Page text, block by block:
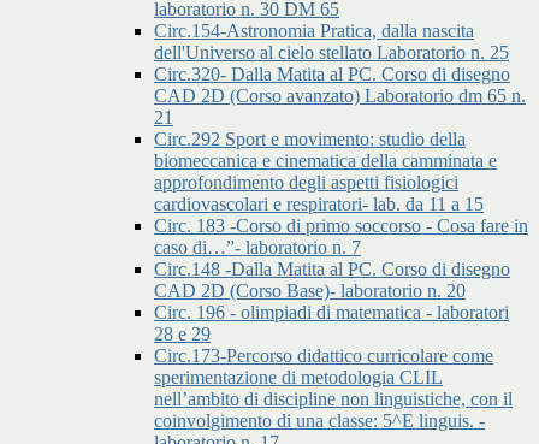
laboratorio n. 30 DM 65
Circ.154-Astronomia Pratica, dalla nascita
dell'Universo al cielo stellato Laboratorio n. 25
Circ.320- Dalla Matita al PC. Corso di disegno
CAD 2D (Corso avanzato) Laboratorio dm 65 n.
21
Circ.292 Sport e movimento: studio della
biomeccanica e cinematica della camminata e
approfondimento degli aspetti fisiologici
cardiovascolari e respiratori- lab. da 11 a 15
Circ. 183 -Corso di primo soccorso - Cosa fare in
caso di…”- laboratorio n. 7
Circ.148 -Dalla Matita al PC. Corso di disegno
CAD 2D (Corso Base)- laboratorio n. 20
Circ. 196 - olimpiadi di matematica - laboratori
28 e 29
Circ.173-Percorso didattico curricolare come
sperimentazione di metodologia CLIL
nell’ambito di discipline non linguistiche, con il
coinvolgimento di una classe: 5^E linguis. -